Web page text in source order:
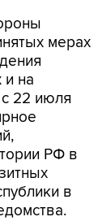
мерах
и на
22 июля
РФ в
в